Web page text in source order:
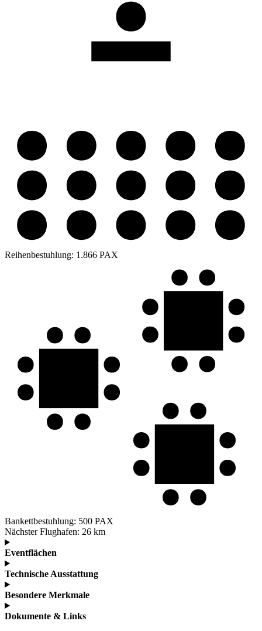
Reihenbestuhlung: 1.866 PAX
Bankettbestuhlung: 500 PAX
Nächster Flughafen: 26 km
Eventflächen
Technische Ausstattung
Besondere Merkmale
Dokumente & Links